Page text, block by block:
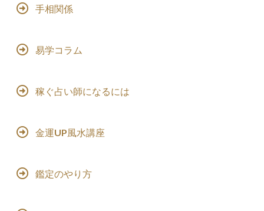
手相関係
易学コラム
稼ぐ占い師になるには
金運UP風水講座
鑑定のやり方